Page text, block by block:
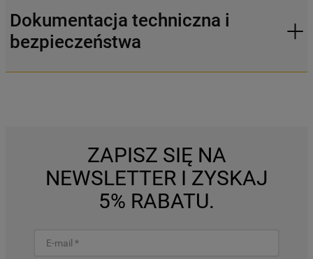
Dokumentacja techniczna i
bezpieczeństwa
ZAPISZ SIĘ NA
NEWSLETTER I ZYSKAJ
5% RABATU.